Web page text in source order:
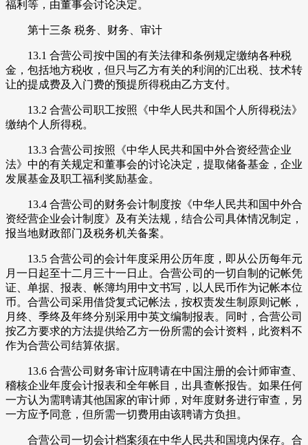
福利等，由董事会讨论决定。
第十三条 税务、财务、审计
13.1 合营公司按中国的有关法律和条例规定缴纳各种税
金，包括地方税收，但只与乙方有关的利润的汇出税、技术转
让的提成费及入门费的预提所得税由乙方支付。
13.2 合营公司职工按照《中华人民共和国个人所得税法》
缴纳个人所得税。
13.3 合营公司按照《中华人民共和国中外合资经营企业
法》中的有关规定和董事会的讨论决定，提取储备基金，企业
发展基金及职工福利奖励基金。
13.4 合营公司的财务会计制度按《中华人民共和国中外合
资经营企业会计制度》及有关法规，结合公司具体情况制定，
报当地财政部门及税务机关备案。
13.5 合营公司的会计年度采用公历年度，即从公历每年元
月一日起至十二月三十一日止。合营公司的一切自制的记帐凭
证、单据、报表、帐簿均用中文书写，以人民币作为记帐本位
币。合营公司采用借贷复式记帐法，按权责发生制原则记帐，
月终、季终及年终分别采用中英文编制报表。同时，合营公司
按乙方要求的方法提供给乙方一份所需的会计资料，此资料不
作为合营公司结算依据。
13.6 合营公司财务审计应聘请在中国注册的会计师审查、
稽核企业年度会计报表和全年帐目，出具查帐报告。如果任何
一方认为需聘请其他国家的审计师，对年度财务进行审查，另
一方应予同意，但所需一切费用由该聘请方负担。
合营公司一切会计档案须在中华人民共和国境内保存。合